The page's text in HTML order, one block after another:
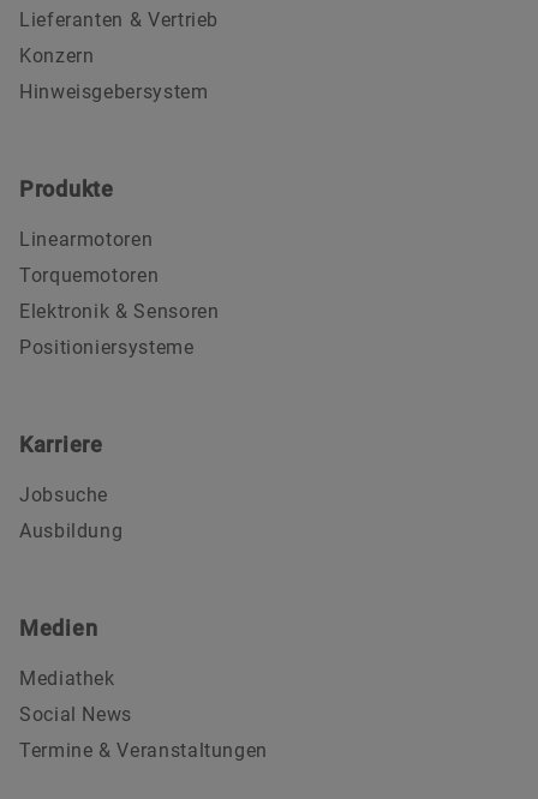
Lieferanten & Vertrieb
Konzern
Hinweisgebersystem
Produkte
Linearmotoren
Torquemotoren
Elektronik & Sensoren
Positioniersysteme
Karriere
Jobsuche
Ausbildung
Medien
Mediathek
Social News
Termine & Veranstaltungen